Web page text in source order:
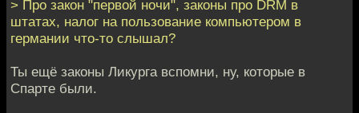
> Про закон "первой ночи", законы про DRM в
штатах, налог на пользование компьютером в
германии что-то слышал?
Ты ещё законы Ликурга вспомни, ну, которые в
Спарте были.